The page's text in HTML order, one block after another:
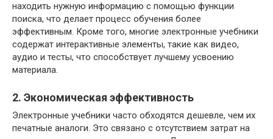
находить нужную информацию с помощью функции
поиска, что делает процесс обучения более
эффективным. Кроме того, многие электронные учебники
содержат интерактивные элементы, такие как видео,
аудио и тесты, что способствует лучшему усвоению
материала.
2. Экономическая эффективность
Электронные учебники часто обходятся дешевле, чем их
печатные аналоги. Это связано с отсутствием затрат на